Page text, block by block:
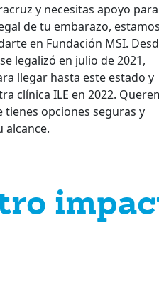
y necesitas apoyo
de tu embarazo, estamos
en Fundación MSI.
legalizó en julio de 2021,
llegar hasta este estado y
clínica ILE en 2022.
tienes opciones seguras y
alcance.